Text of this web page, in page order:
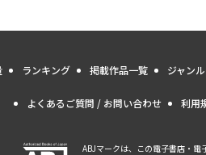
ランキング 掲載作品一覧 ジャン
よくあるご質問 / お問い合わせ 利用
ABJマークは、この電子書店・電